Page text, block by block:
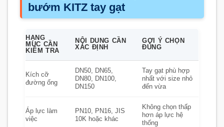
bướm KITZ tay gạt
HẠNG
MỤC CẦN
KIỂM TRA
NỘI DUNG CẦN
XÁC ĐỊNH
GỢI Ý CHỌN
ĐÚNG
Kích cỡ
đường ống
DN50, DN65,
DN80, DN100,
DN150
Tay gạt phù hợp
nhất với size nhỏ
đến vừa
Áp lực làm
việc
PN10, PN16, JIS
10K hoặc khác
Không chọn thấp
hơn áp lực hệ
thống